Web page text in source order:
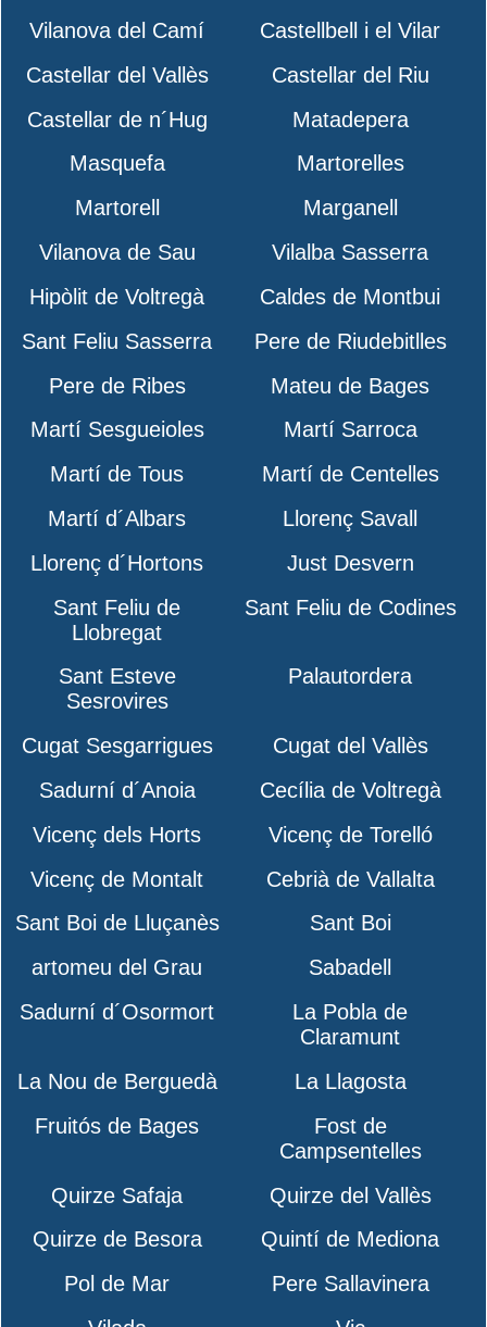
Vilanova del Camí
Castellbell i el Vilar
Castellar del Vallès
Castellar del Riu
Castellar de n´Hug
Matadepera
Masquefa
Martorelles
Martorell
Marganell
Vilanova de Sau
Vilalba Sasserra
Hipòlit de Voltregà
Caldes de Montbui
Sant Feliu Sasserra
Pere de Riudebitlles
Pere de Ribes
Mateu de Bages
Martí Sesgueioles
Martí Sarroca
Martí de Tous
Martí de Centelles
Martí d´Albars
Llorenç Savall
Llorenç d´Hortons
Just Desvern
Sant Feliu de
Llobregat
Sant Feliu de Codines
Sant Esteve
Sesrovires
Palautordera
Cugat Sesgarrigues
Cugat del Vallès
Sadurní d´Anoia
Cecília de Voltregà
Vicenç dels Horts
Vicenç de Torelló
Vicenç de Montalt
Cebrià de Vallalta
Sant Boi de Lluçanès
Sant Boi
artomeu del Grau
Sabadell
Sadurní d´Osormort
La Pobla de
Claramunt
La Nou de Berguedà
La Llagosta
Fruitós de Bages
Fost de
Campsentelles
Quirze Safaja
Quirze del Vallès
Quirze de Besora
Quintí de Mediona
Pol de Mar
Pere Sallavinera